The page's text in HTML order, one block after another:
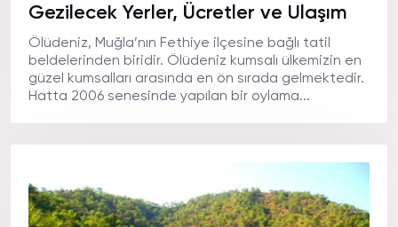
Gezilecek Yerler, Ücretler ve Ulaşım
Ölüdeniz, Muğla’nın Fethiye ilçesine bağlı tatil
beldelerinden biridir. Ölüdeniz kumsalı ülkemizin en
güzel kumsalları arasında en ön sırada gelmektedir.
Hatta 2006 senesinde yapılan bir oylama...